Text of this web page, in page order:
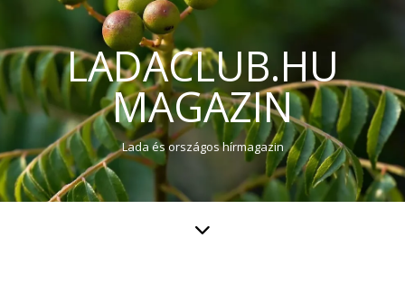
LADACLUB.HU
MAGAZIN
Lada és országos hírmagazin